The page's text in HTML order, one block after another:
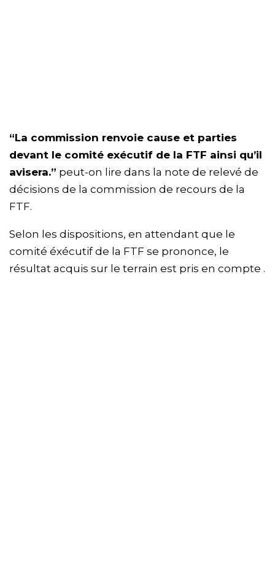
“La commission renvoie cause et parties
devant le comité exécutif de la FTF ainsi qu’il
avisera.” peut-on lire dans la note de relevé de
décisions de la commission de recours de la
FTF.
Selon les dispositions, en attendant que le
comité éxécutif de la FTF se prononce, le
résultat acquis sur le terrain est pris en compte .